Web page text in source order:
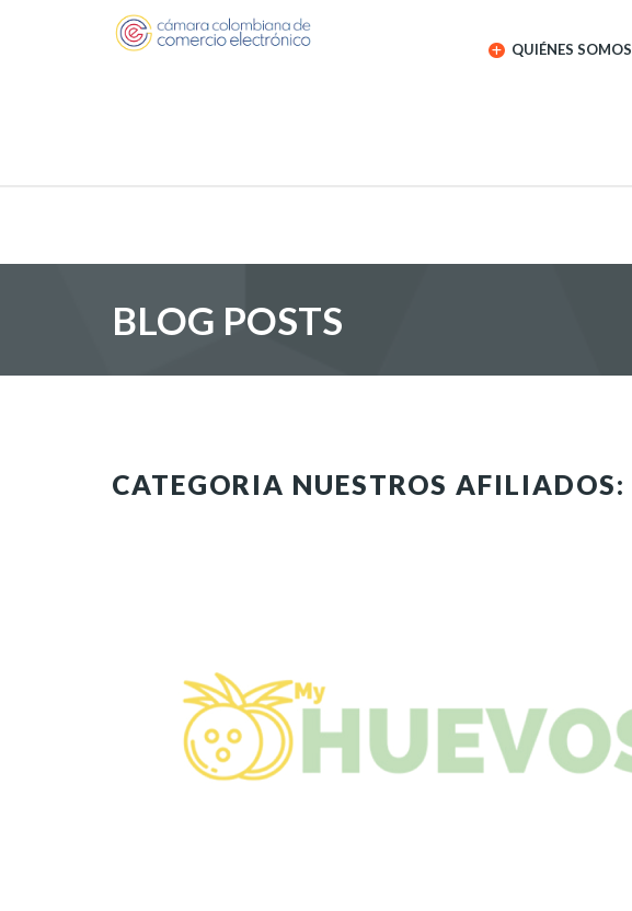
QUIÉNES SOMOS
BLOG POSTS
CATEGORIA NUESTROS AFILIADOS: